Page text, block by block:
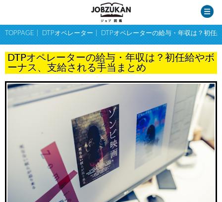
TOPPAGE DTPオペレーター DTPオペレーターの給与・年収は？初任
DTPオペレーターの給与・年収は？初任給やボ
ーナス、支給される手当まとめ